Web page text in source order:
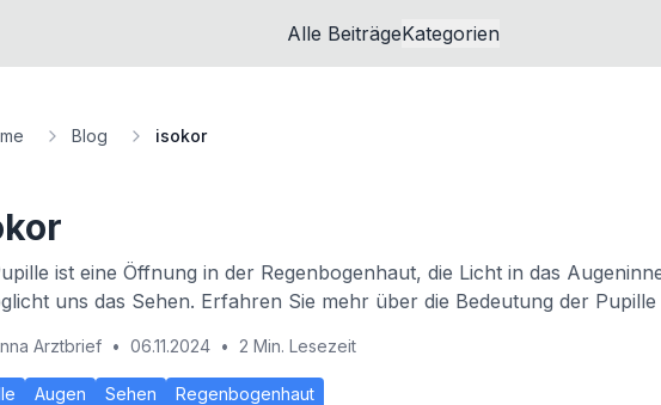
Alle BeiträgeKategorien
Blog isokor
ist eine Öffnung in der Regenbogenhaut, die Licht in das
uns das Sehen. Erfahren Sie mehr über die Bedeutung der
Arztbrief • 06.11.2024 • 2 Min. Lesezeit
Augen Sehen Regenbogenhaut